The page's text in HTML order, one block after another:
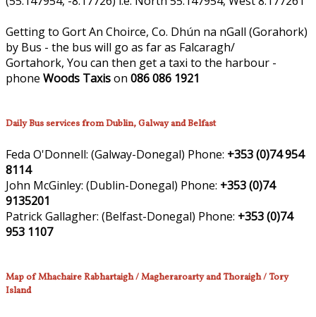
Getting to Gort An Choirce, Co. Dhún na nGall (Gorahork)
by Bus - the bus will go as far as Falcaragh/
Gortahork, You can then get a taxi to the harbour -
phone Woods Taxison 086 086 1921
Daily Bus services from Dublin, Galway and Belfast
Feda O'Donnell: (Galway-Donegal) Phone: +353 (0)74 954
8114
John McGinley: (Dublin-Donegal) Phone: +353 (0)74
9135201
Patrick Gallagher: (Belfast-Donegal) Phone: +353 (0)74
953 1107
Map of Mhachaire Rabhartaigh / Magheraroarty and Thoraigh / Tory
Island